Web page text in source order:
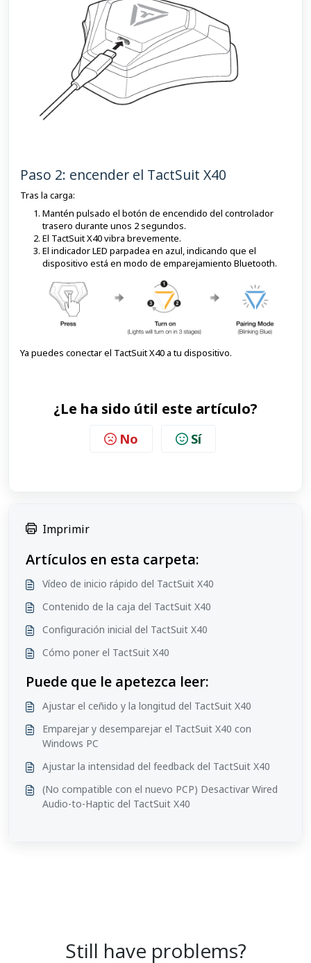
Paso 2: encender el TactSuit X40
Tras la carga:
Mantén pulsado el botón de encendido del controlador
trasero durante unos 2 segundos.
El TactSuit X40 vibra brevemente.
El indicador LED parpadea en azul, indicando que el
dispositivo está en modo de emparejamiento Bluetooth.
Ya puedes conectar el TactSuit X40 a tu dispositivo.
¿Le ha sido útil este artículo?
No Sí
Imprimir
Artículos en esta carpeta:
Vídeo de inicio rápido del TactSuit X40
Contenido de la caja del TactSuit X40
Configuración inicial del TactSuit X40
Cómo poner el TactSuit X40
Puede que le apetezca leer:
Ajustar el ceñido y la longitud del TactSuit X40
Emparejar y desemparejar el TactSuit X40 con
Windows PC
Ajustar la intensidad del feedback del TactSuit X40
(No compatible con el nuevo PCP) Desactivar Wired
Audio-to-Haptic del TactSuit X40
Still have problems?